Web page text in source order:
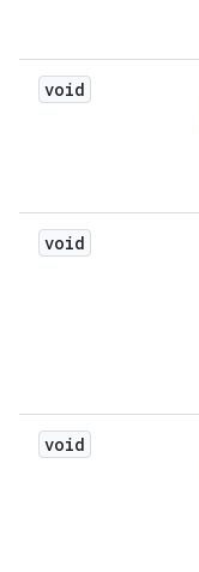
void
void
void